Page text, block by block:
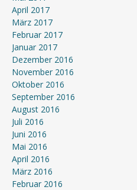
April 2017
März 2017
Februar 2017
Januar 2017
Dezember 2016
November 2016
Oktober 2016
September 2016
August 2016
Juli 2016
Juni 2016
Mai 2016
April 2016
März 2016
Februar 2016